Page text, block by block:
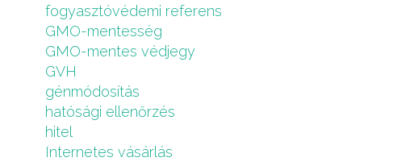
fogyasztóvédemi referens
GMO-mentesség
GMO-mentes védjegy
GVH
génmódosítás
hatósági ellenőrzés
hitel
Internetes vásárlás